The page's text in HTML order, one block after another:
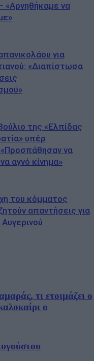
«Αρνηθήκαμε να
για
«Διαπίστωσα
της «Ελπίδας
υπέρ
να
αγνό κίνημα»
του κόμματος
απαντήσεις για
τι ετοιμάζει ο
ο